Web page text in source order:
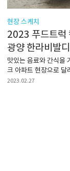
현장 스케치
2023 푸드트럭
광양 한라비발
맛있는 음료와 간식을
크 아파트 현장으로 달
2023.02.27